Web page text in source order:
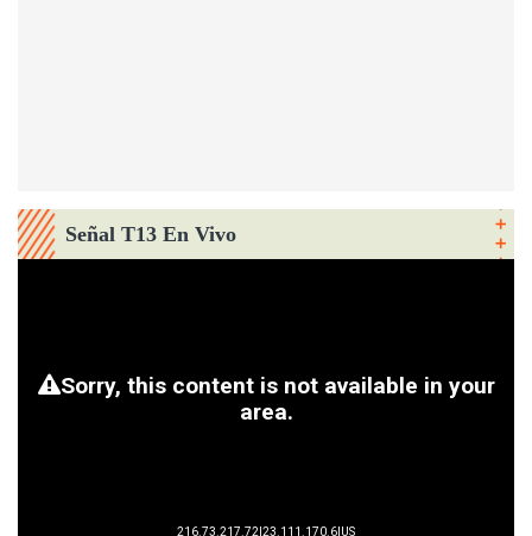
Señal T13 En Vivo